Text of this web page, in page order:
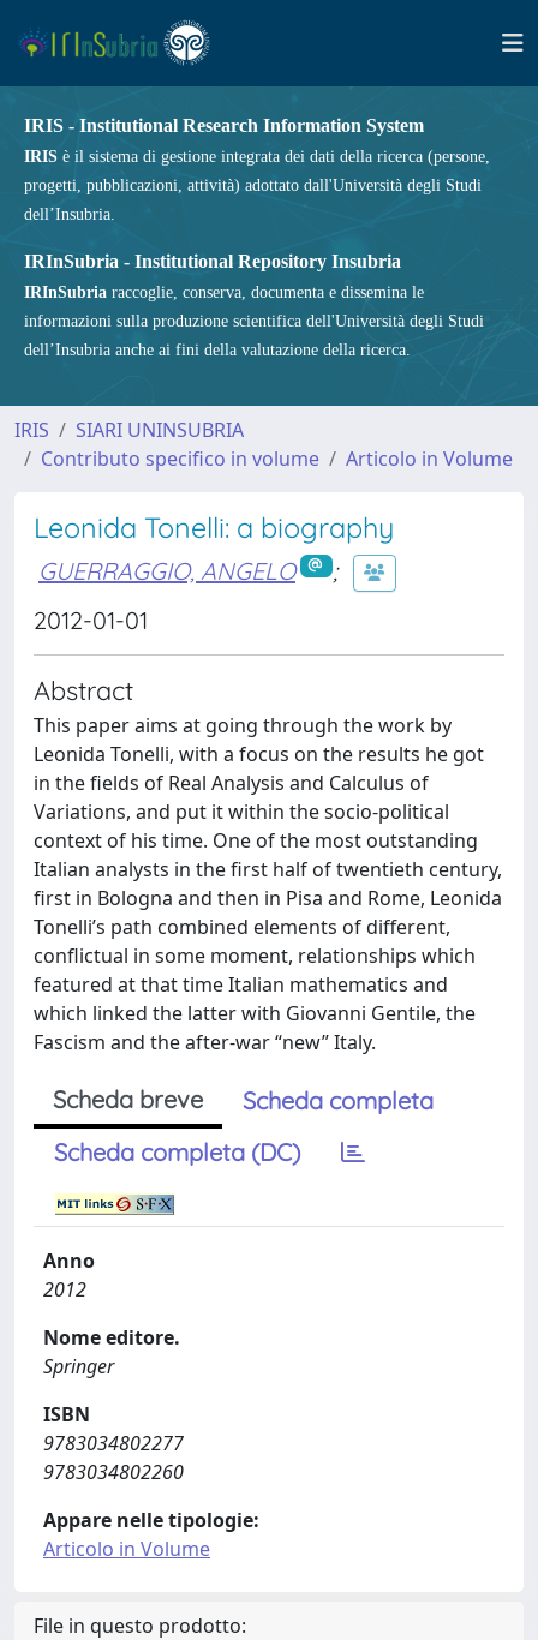
IRIS - Institutional Research Information System
IRIS è il sistema di gestione integrata dei dati della ricerca (persone,
progetti, pubblicazioni, attività) adottato dall'Università degli Studi
dell’Insubria.
IRInSubria - Institutional Repository Insubria
IRInSubria raccoglie, conserva, documenta e dissemina le
informazioni sulla produzione scientifica dell'Università degli Studi
dell’Insubria anche ai fini della valutazione della ricerca.
IRIS
SIARI UNINSUBRIA
Contributo specifico in volume
Articolo in Volume
Leonida Tonelli: a biography
GUERRAGGIO, ANGELO
;
2012-01-01
Abstract
This paper aims at going through the work by
Leonida Tonelli, with a focus on the results he got
in the fields of Real Analysis and Calculus of
Variations, and put it within the socio-political
context of his time. One of the most outstanding
Italian analysts in the first half of twentieth century,
first in Bologna and then in Pisa and Rome, Leonida
Tonelli’s path combined elements of different,
conflictual in some moment, relationships which
featured at that time Italian mathematics and
which linked the latter with Giovanni Gentile, the
Fascism and the after-war “new” Italy.
Scheda breve
Scheda completa
Scheda completa (DC)
Anno
2012
Nome editore.
Springer
ISBN
9783034802277
9783034802260
Appare nelle tipologie:
Articolo in Volume
File in questo prodotto: